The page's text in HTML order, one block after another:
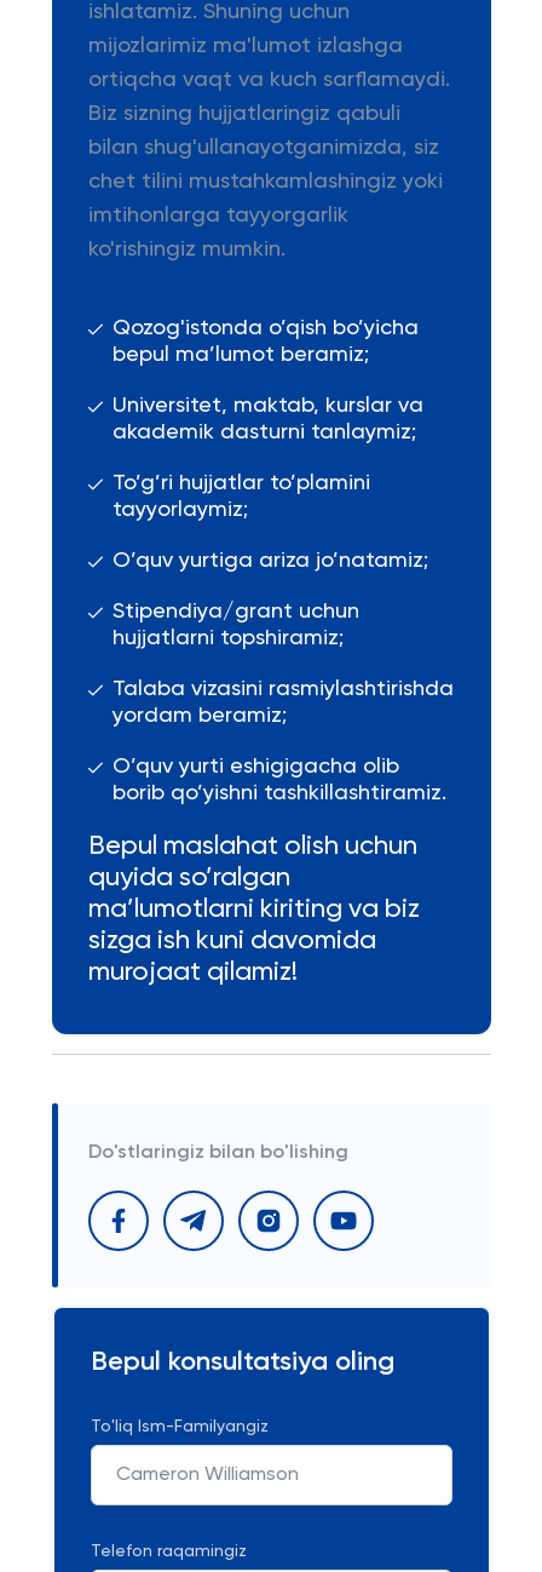
ishlatamiz. Shuning uchun
mijozlarimiz ma'lumot izlashga
ortiqcha vaqt va kuch sarflamaydi.
Biz sizning hujjatlaringiz qabuli
bilan shug'ullanayotganimizda, siz
chet tilini mustahkamlashingiz yoki
imtihonlarga tayyorgarlik
ko'rishingiz mumkin.
Qozog'istonda o’qish bo’yicha
bepul ma’lumot beramiz;
Universitet, maktab, kurslar va
akademik dasturni tanlaymiz;
To’g’ri hujjatlar to’plamini
tayyorlaymiz;
O’quv yurtiga ariza jo’natamiz;
Stipendiya/grant uchun
hujjatlarni topshiramiz;
Talaba vizasini rasmiylashtirishda
yordam beramiz;
O’quv yurti eshigigacha olib
borib qo’yishni tashkillashtiramiz.
Bepul maslahat olish uchun
quyida so’ralgan
ma’lumotlarni kiriting va biz
sizga ish kuni davomida
murojaat qilamiz!
Do'stlaringiz bilan bo'lishing
Bepul konsultatsiya oling
To'liq Ism-Familyangiz
Telefon raqamingiz